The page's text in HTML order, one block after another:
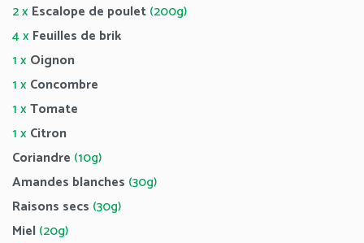
2 xEscalope de poulet(200g)
4 xFeuilles de brik
1 xOignon
1 xConcombre
1 xTomate
1 xCitron
Coriandre (10g)
Amandes blanches (30g)
Raisons secs (30g)
Miel(20g)